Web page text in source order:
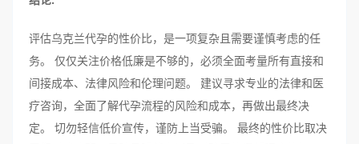
评估乌克兰代孕的性价比，是一项复杂且需要谨慎考虑的任
务。 仅仅关注价格低廉是不够的，必须全面考量所有直接和
间接成本、法律风险和伦理问题。 建议寻求专业的法律和医
疗咨询，全面了解代孕流程的风险和成本，再做出最终决
定。 切勿轻信低价宣传，谨防上当受骗。 最终的性价比取决